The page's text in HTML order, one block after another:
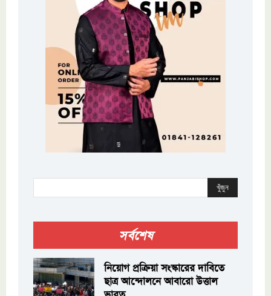
খুঁজুন
সর্বশেষ
নিয়োগ প্রক্রিয়া সংস্কারের দাবিতে
ছাত্র আন্দোলনে আবারো উত্তাল